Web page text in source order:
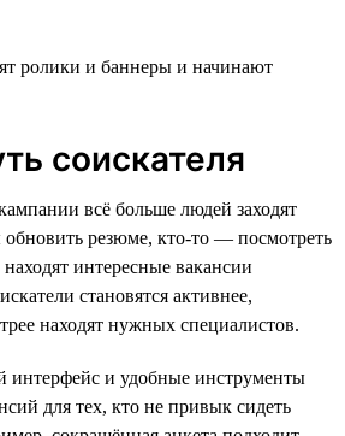
ролики и баннеры и начинают
соискателя
всё больше людей заходят
обновить резюме, кто-то — посмотреть
интересные вакансии
становятся активнее,
находят нужных специалистов.
интерфейс и удобные инструменты
для тех, кто не привык сидеть